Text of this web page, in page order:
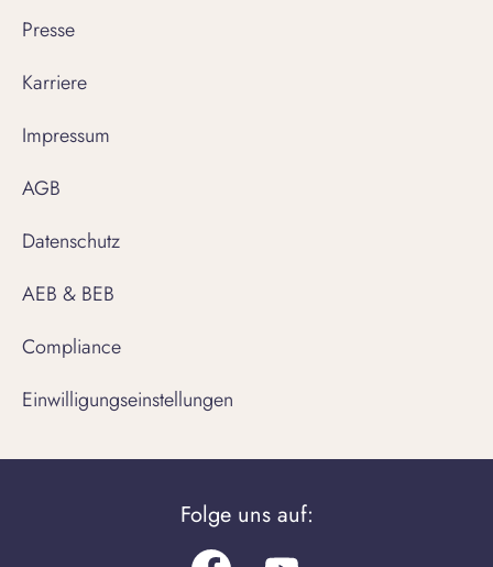
Presse
Karriere
Impressum
AGB
Datenschutz
AEB & BEB
Compliance
Einwilligungseinstellungen
Folge uns auf: